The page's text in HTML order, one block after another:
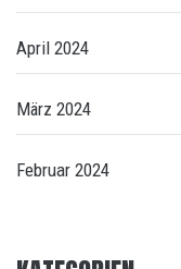
April 2024
März 2024
Februar 2024